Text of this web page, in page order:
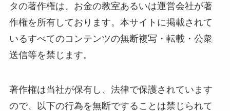
タの著作権は、お金の教室あるいは運営会社が著
作権を所有しております。本サイトに掲載されて
いるすべてのコンテンツの無断複写・転載・公衆
送信等を禁じます。
著作権は当社が保有し、法律で保護されています
ので、以下の行為を無断ですることは禁じられて